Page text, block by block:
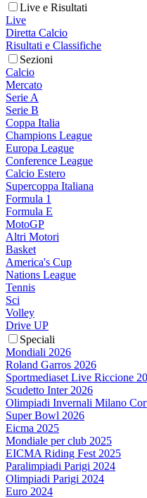
Live e Risultati
Live
Diretta Calcio
Risultati e Classifiche
Sezioni
Calcio
Mercato
Serie A
Serie B
Coppa Italia
Champions League
Europa League
Conference League
Calcio Estero
Supercoppa Italiana
Formula 1
Formula E
MotoGP
Altri Motori
Basket
America's Cup
Nations League
Tennis
Sci
Volley
Drive UP
Speciali
Mondiali 2026
Roland Garros 2026
Sportmediaset Live Riccione
Scudetto Inter 2026
Olimpiadi Invernali Milano
Super Bowl 2026
Eicma 2025
Mondiale per club 2025
EICMA Riding Fest 2025
Paralimpiadi Parigi 2024
Olimpiadi Parigi 2024
Euro 2024